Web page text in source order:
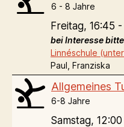
6 - 8 Jahre
Freitag, 16:45
bei Interesse
Linnéschule
Paul, Franziska
Allgemeines
6-8 Jahre
Samstag,